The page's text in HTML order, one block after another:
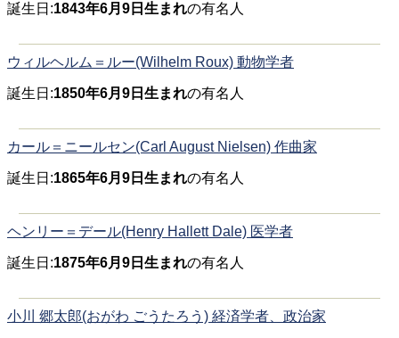
誕生日:1843年6月9日生まれの有名人
ウィルヘルム＝ルー(Wilhelm Roux) 動物学者
誕生日:1850年6月9日生まれの有名人
カール＝ニールセン(Carl August Nielsen) 作曲家
誕生日:1865年6月9日生まれの有名人
ヘンリー＝デール(Henry Hallett Dale) 医学者
誕生日:1875年6月9日生まれの有名人
小川 郷太郎(おがわ ごうたろう) 経済学者、政治家